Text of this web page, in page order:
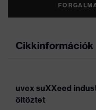
Cikkinformációk
uvex suXXeed
öltöztet